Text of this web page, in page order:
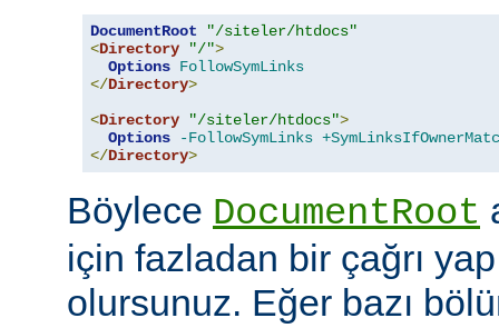
DocumentRoot
"/siteler/htdocs"
<Directory "/">
Options FollowSymLinks
</Directory>
<Directory "/siteler/htdocs">
Options
-FollowSymLinks
</Directory>
Böylece DocumentRoot
için fazladan bir çağrı
olursunuz. Eğer bazı